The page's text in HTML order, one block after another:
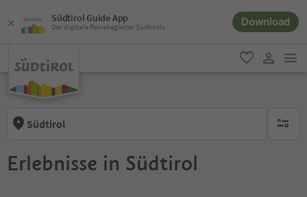
Südtirol Guide App
Der digitale Reisebegleiter Südtirols Download
favorit
Südtirol keine
Erlebnisse in Südtirol